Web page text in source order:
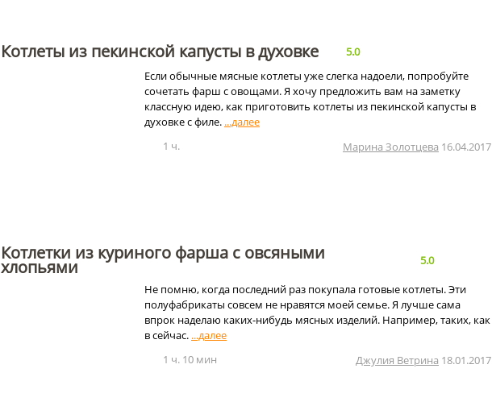
Котлеты из пекинской капусты в духовке
5.0
Если обычные мясные котлеты уже слегка надоели, попробуйте
сочетать фарш с овощами. Я хочу предложить вам на заметку
классную идею, как приготовить котлеты из пекинской капусты в
духовке с филе.
1 ч.
Марина Золотцева 16.04.2017
Котлетки из куриного фарша с овсяными
хлопьями
5.0
Не помню, когда последний раз покупала готовые котлеты. Эти
полуфабрикаты совсем не нравятся моей семье. Я лучше сама
впрок наделаю каких-нибудь мясных изделий. Например, таких, как
в сейчас.
1 ч. 10 мин
Джулия Ветрина 18.01.2017